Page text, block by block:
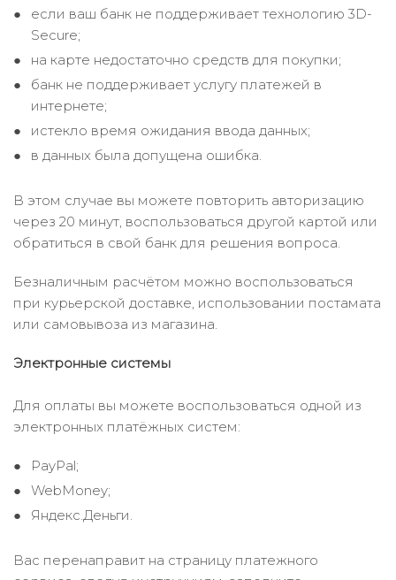
если ваш банк не поддерживает технологию 3D-
Secure;
на карте недостаточно средств для покупки;
банк не поддерживает услугу платежей в
интернете;
истекло время ожидания ввода данных;
в данных была допущена ошибка.
В этом случае вы можете повторить авторизацию
через 20 минут, воспользоваться другой картой или
обратиться в свой банк для решения вопроса.
Безналичным расчётом можно воспользоваться
при курьерской доставке, использовании постамата
или самовывоза из магазина.
Электронные системы
Для оплаты вы можете воспользоваться одной из
электронных платёжных систем:
PayPal;
WebMoney;
Яндекс.Деньги.
Вас перенаправит на страницу платежного